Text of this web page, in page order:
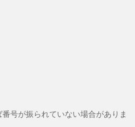
号が振られていない場合がありま